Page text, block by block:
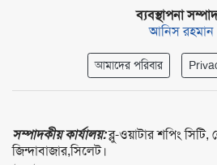
ব্যবস্থাপনা
আনিস রহমান
আমাদের পরিবার
সম্পাদকীয় কার্যালয়:ব্লু-ওয়াটার শপিং
জিন্দাবাজার,সিলেট।